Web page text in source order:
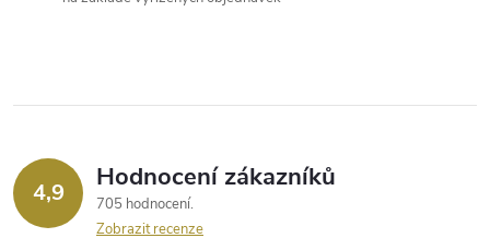
í
r
v
4,9 Hodnocení zákazníků
705 hodnocení
Zobrazit recenze